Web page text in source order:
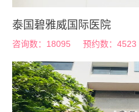
泰国碧雅威国际医院
咨询数：18095 预约数：4523